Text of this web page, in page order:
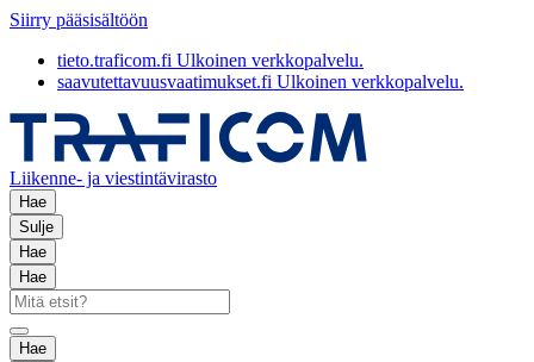
Siirry pääsisältöön
tieto.traficom.fi Ulkoinen verkkopalvelu.
saavutettavuusvaatimukset.fi Ulkoinen verkkopalvelu.
Liikenne- ja viestintävirasto
Hae
Sulje
Hae
Hae
Hae